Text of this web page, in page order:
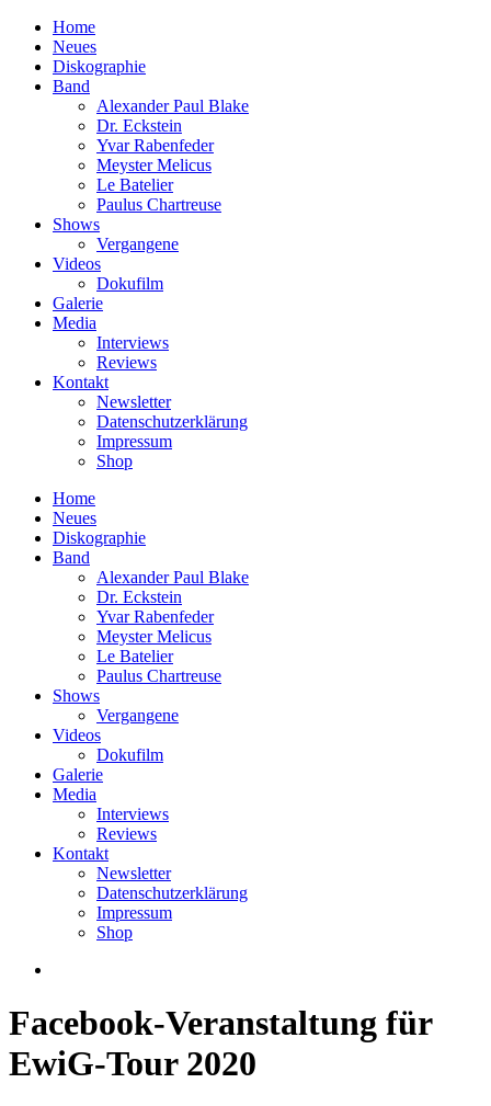
Home
Neues
Diskographie
Band
Alexander Paul Blake
Dr. Eckstein
Yvar Rabenfeder
Meyster Melicus
Le Batelier
Paulus Chartreuse
Shows
Vergangene
Videos
Dokufilm
Galerie
Media
Interviews
Reviews
Kontakt
Newsletter
Datenschutzerklärung
Impressum
Shop
Home
Neues
Diskographie
Band
Alexander Paul Blake
Dr. Eckstein
Yvar Rabenfeder
Meyster Melicus
Le Batelier
Paulus Chartreuse
Shows
Vergangene
Videos
Dokufilm
Galerie
Media
Interviews
Reviews
Kontakt
Newsletter
Datenschutzerklärung
Impressum
Shop
Facebook-Veranstaltung für
EwiG-Tour 2020